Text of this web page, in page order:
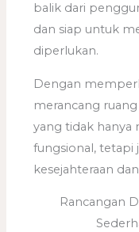
balik dari
dan siap untuk
diperlukan.
Dengan
merancang
yang tidak
fungsional, tetapi
kesejahteraan
Rancangan